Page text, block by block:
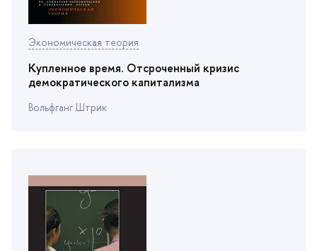
Экономическая теория
Купленное время. Отсроченный кризис
демократического капитализма
ольфганг Штрик